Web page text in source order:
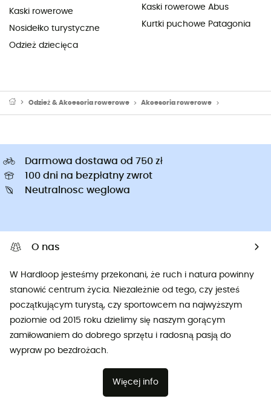
Kaski rowerowe
Nosidełko turystyczne
Odzież dziecięca
Kaski rowerowe Abus
Kurtki puchowe Patagonia
Odzież & Akcesoria rowerowe Akcesoria rowerowe
Darmowa dostawa od 750 zł
100 dni na bezpłatny zwrot
Neutralnosc weglowa
O nas
W Hardloop jesteśmy przekonani, że ruch i natura powinny
stanowić centrum życia. Niezależnie od tego, czy jesteś
początkującym turystą, czy sportowcem na najwyższym
poziomie od 2015 roku dzielimy się naszym gorącym
zamiłowaniem do dobrego sprzętu i radosną pasją do
wypraw po bezdrożach.
Więcej info